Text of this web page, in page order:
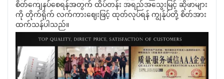
စိတ်ကျေနပ်စေရန်အတွက် ထိပ်တန်း အရည်အသွေးမြင့် ဆိုဖာများ
ကို တိုက်ရိုက် လက်ကားဈေးဖြင့် ထုတ်လုပ်ရန် ကျွန်ုပ်တို့ စိတ်အား
ထက်သန်ပါသည်။